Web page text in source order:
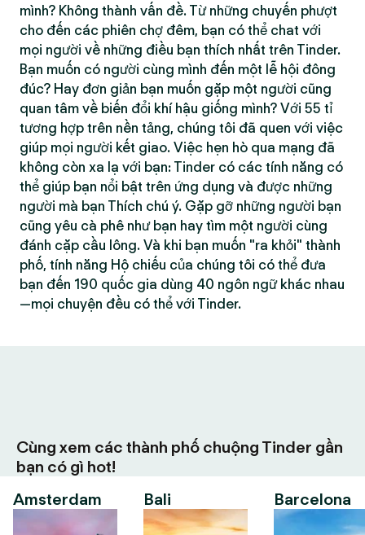
mình? Không thành vấn đề. Từ những chuyến phượt
cho đến các phiên chợ đêm, bạn có thể chat với
mọi người về những điều bạn thích nhất trên Tinder.
Bạn muốn có người cùng mình đến một lễ hội đông
đúc? Hay đơn giản bạn muốn gặp một người cũng
quan tâm về biến đổi khí hậu giống mình? Với 55 tỉ
tương hợp trên nền tảng, chúng tôi đã quen với việc
giúp mọi người kết giao. Việc hẹn hò qua mạng đã
không còn xa lạ với bạn: Tinder có các tính năng có
thể giúp bạn nổi bật trên ứng dụng và được những
người mà bạn Thích chú ý. Gặp gỡ những người bạn
cũng yêu cà phê như bạn hay tìm một người cùng
đánh cặp cầu lông. Và khi bạn muốn "ra khỏi" thành
phố, tính năng Hộ chiếu của chúng tôi có thể đưa
bạn đến 190 quốc gia dùng 40 ngôn ngữ khác nhau
—mọi chuyện đều có thể với Tinder.
Cùng xem các thành phố chuộng Tinder gần
bạn có gì hot!
Amsterdam
Bali Barcelona